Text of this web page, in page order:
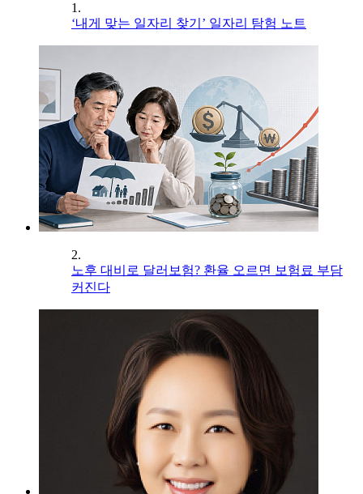
1.
‘내게 맞는 일자리 찾기’ 일자리 탐험 노트
2.
노후 대비로 달러보험? 환율 오르면 보험료 부담
커진다